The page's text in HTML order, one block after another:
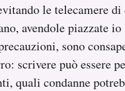
le telecamere
avendole piazzate io
sono
scrivere può essere
quali condanne